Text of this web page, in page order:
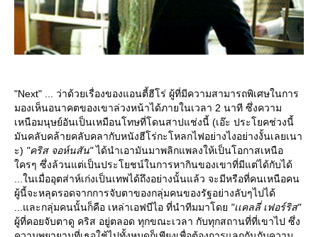
"Next" ... ว่าด้วยเรื่องของแอนตี้ฮีโร่ ผู้ที่มีความสามารถพิเศษในการ
มองเห็นอนาคตของเขาล่วงหน้าได้ภายในเวลา 2 นาที ซึ่งความ
เหนือมนุษย์อันเป็นเหมือนโทษที่โดนสาปแช่งนี้ (เอ๊ะ ประโยคช่วงนี้
มันคลับคล้ายคลับคลากับหนังฮีโร่กะโหลกไฟอย่างไงอย่างงั้นเลยเนา
ะ) "คริส จอห์นสัน"ได้นำเอามันมาพลิกแพลงให้เป็นโอกาสเหนือ
ครๆ ซึ่งล้วนแต่เป็นประโยชน์ในการหากินของเขาที่มีแต่ได้กับได้
...ในเมื่ออุตส่าห์เก่งเป็นเทพได้ถึงอย่างนั้นแล้ว จะมีหรือที่คนเหนือคน
ผู้นี้จะหลุดรอดจากการจับตาของกลุ่มคนของรัฐอย่างลับๆไปได้
...และกลุ่มคนนั้นก็คือ เหล่าเอฟบีไอ ที่นำทีมมาโด "เเคลลี่ เฟอร์ริส"
ผู้ที่คอยจับตาดู คริส อยู่ตลอด ทุกขณะเวลา กับทุกสถานที่ที่เขาไป ซึ่ง